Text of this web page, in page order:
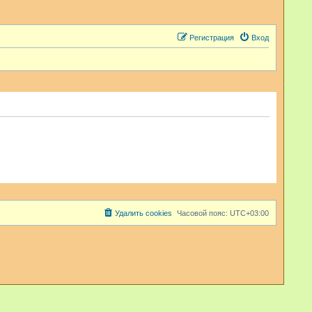
Вход
Регистрация
Часовой пояс: UTC+03:00
Удалить cookies